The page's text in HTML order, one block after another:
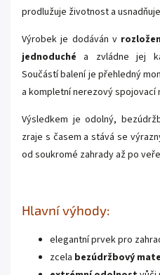
prodlužuje životnost a
Výrobek je dodáván v
jednoduché a zvládne jej
Součástí balení je přehledný
a kompletní nerezový spojovací
Výsledkem je odolný,
zraje s časem a stává se
od soukromé zahrady až po
Hlavní výhody:
elegantní prvek pro
zcela bezúdržbový